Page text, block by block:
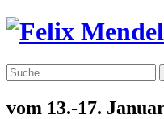
vom 13.-17.